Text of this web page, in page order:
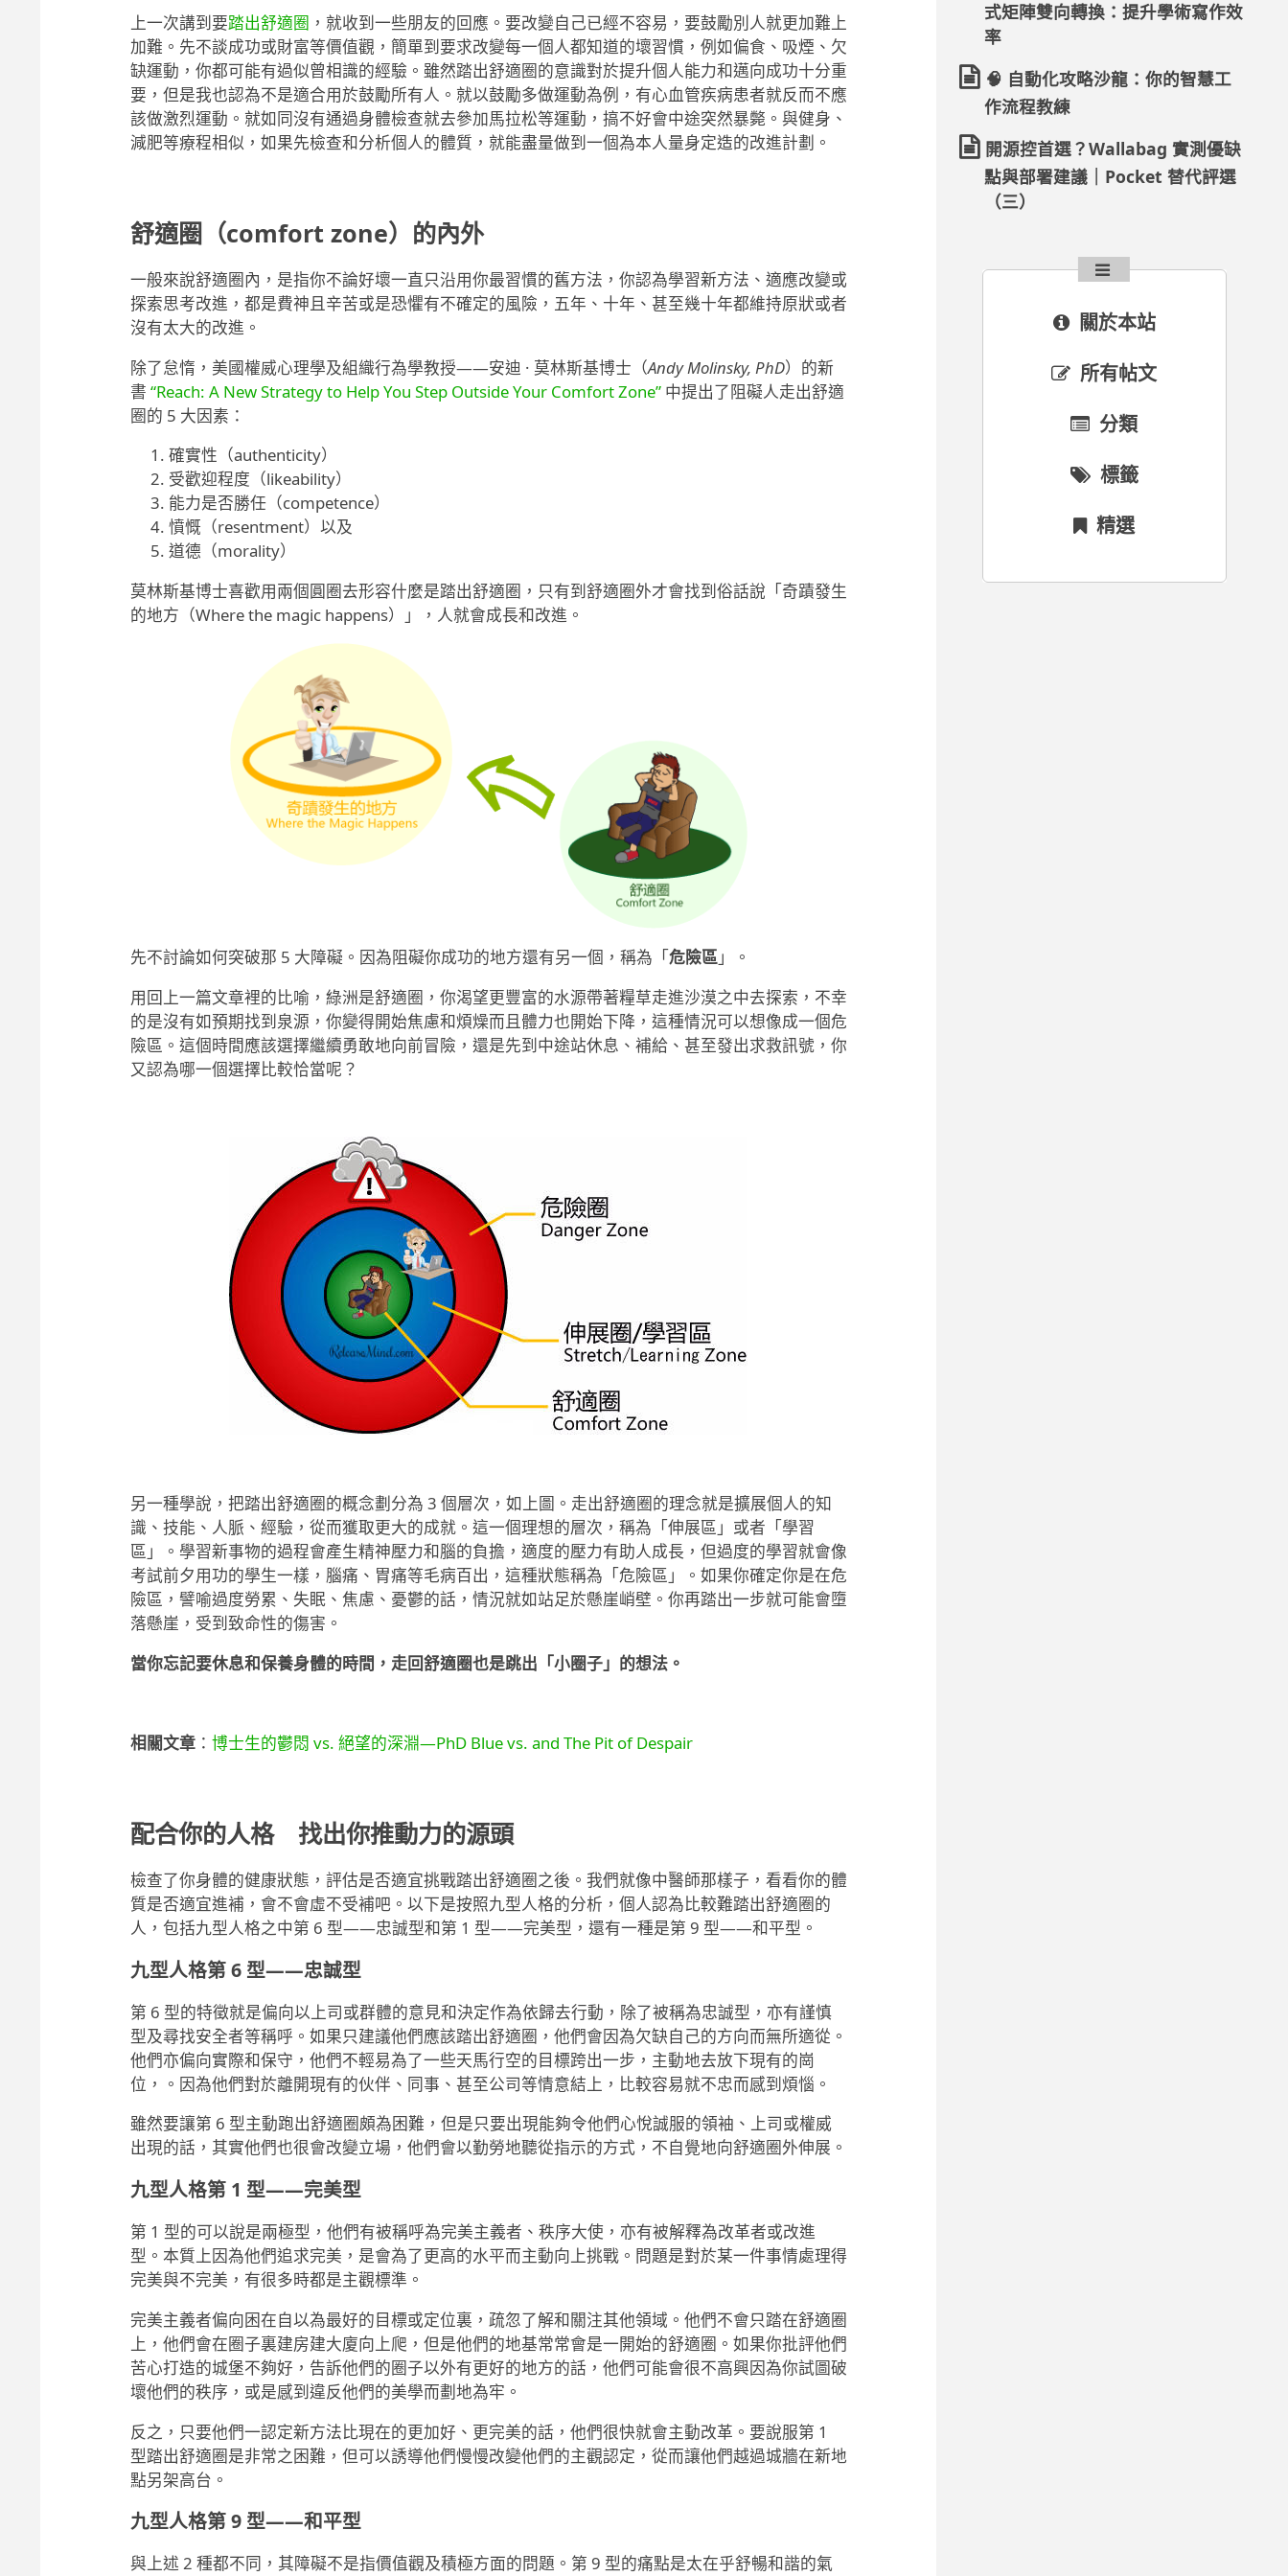
上一次講到要踏出舒適圈 ，就收到一些朋友的回應。要改變自己已經不容易，要鼓勵別人就更加難上
加難。先不談成功或財富等價值觀，簡單到要求改變每一個人都知道的壞習慣，例如偏食、吸煙、欠
缺運動，你都可能有過似曾相識的經驗。雖然踏出舒適圈的意識對於提升個人能力和邁向成功十分重
要，但是我也認為不是適合用於鼓勵所有人。就以鼓勵多做運動為例，有心血管疾病患者就反而不應
該做激烈運動。就如同沒有通過身體檢查就去參加馬拉松等運動，搞不好會中途突然暴斃。與健身、
減肥等療程相似，如果先檢查和分析個人的體質，就能盡量做到一個為本人量身定造的改進計劃。
舒適圈（comfort zone）的內外
一般來說舒適圈內，是指你不論好壞一直只沿用你最習慣的舊方法，你認為學習新方法、適應改變或
探索思考改進，都是費神且辛苦或是恐懼有不確定的風險，五年、十年、甚至幾十年都維持原狀或者
沒有太大的改進。
除了怠惰，美國權威心理學及組織行為學教授——安迪 · 莫林斯基博士（Andy Molinsky, PhD）的新
書 “Reach: A New Strategy to Help You Step Outside Your Comfort Zone”中提出了阻礙人走出舒適
圈的 5 大因素：
確實性（authenticity）
受歡迎程度（likeability）
能力是否勝任（competence）
憤慨（resentment）以及
道德（morality）
莫林斯基博士喜歡用兩個圓圈去形容什麼是踏出舒適圈，只有到舒適圈外才會找到俗話說「奇蹟發生
的地方（Where the magic happens）」，人就會成長和改進。
先不討論如何突破那 5 大障礙。因為阻礙你成功的地方還有另一個，稱為「危險區」。
用回上一篇文章裡的比喻，綠洲是舒適圈，你渴望更豐富的水源帶著糧草走進沙漠之中去探索，不幸
的是沒有如預期找到泉源，你變得開始焦慮和煩燥而且體力也開始下降，這種情況可以想像成一個危
險區。這個時間應該選擇繼續勇敢地向前冒險，還是先到中途站休息、補給、甚至發出求救訊號，你
又認為哪一個選擇比較恰當呢？
另一種學說，把踏出舒適圈的概念劃分為 3 個層次，如上圖。走出舒適圈的理念就是擴展個人的知
識、技能、人脈、經驗，從而獲取更大的成就。這一個理想的層次，稱為「伸展區」或者「學習
區」。學習新事物的過程會產生精神壓力和腦的負擔，適度的壓力有助人成長，但過度的學習就會像
考試前夕用功的學生一樣，腦痛、胃痛等毛病百出，這種狀態稱為「危險區」。如果你確定你是在危
險區，譬喻過度勞累、失眠、焦慮、憂鬱的話，情況就如站足於懸崖峭壁。你再踏出一步就可能會墮
落懸崖，受到致命性的傷害。
當你忘記要休息和保養身體的時間，走回舒適圈也是跳出「小圈子」的想法。
相關文章： 博士生的鬱悶 vs. 絕望的深淵—PhD Blue vs. and The Pit of Despair
配合你的人格 找出你推動力的源頭
檢查了你身體的健康狀態，評估是否適宜挑戰踏出舒適圈之後。我們就像中醫師那樣子，看看你的體
質是否適宜進補，會不會虛不受補吧。以下是按照九型人格的分析，個人認為比較難踏出舒適圈的
人，包括九型人格之中第 6 型——忠誠型和第 1 型——完美型，還有一種是第 9 型——和平型。
九型人格第 6 型——忠誠型
第 6 型的特徵就是偏向以上司或群體的意見和決定作為依歸去行動，除了被稱為忠誠型，亦有謹慎
型及尋找安全者等稱呼。如果只建議他們應該踏出舒適圈，他們會因為欠缺自己的方向而無所適從。
他們亦偏向實際和保守，他們不輕易為了一些天馬行空的目標跨出一步，主動地去放下現有的崗
位，。因為他們對於離開現有的伙伴、同事、甚至公司等情意結上，比較容易就不忠而感到煩惱。
雖然要讓第 6 型主動跑出舒適圈頗為困難，但是只要出現能夠令他們心悅誠服的領袖、上司或權威
出現的話，其實他們也很會改變立場，他們會以勤勞地聽從指示的方式，不自覺地向舒適圈外伸展。
九型人格第 1 型——完美型
第 1 型的可以說是兩極型，他們有被稱呼為完美主義者、秩序大使，亦有被解釋為改革者或改進
型。本質上因為他們追求完美，是會為了更高的水平而主動向上挑戰。問題是對於某一件事情處理得
完美與不完美，有很多時都是主觀標準。
完美主義者偏向困在自以為最好的目標或定位裏，疏忽了解和關注其他領域。他們不會只踏在舒適圈
上，他們會在圈子裏建房建大廈向上爬，但是他們的地基常常會是一開始的舒適圈。如果你批評他們
苦心打造的城堡不夠好，告訴他們的圈子以外有更好的地方的話，他們可能會很不高興因為你試圖破
壞他們的秩序，或是感到違反他們的美學而劃地為牢。
反之，只要他們一認定新方法比現在的更加好、更完美的話，他們很快就會主動改革。要說服第 1
型踏出舒適圈是非常之困難，但可以誘導他們慢慢改變他們的主觀認定，從而讓他們越過城牆在新地
點另架高台。
九型人格第 9 型——和平型
與上述 2 種都不同，其障礙不是指價值觀及積極方面的問題。第 9 型的痛點是太在乎舒暢和諧的氣
式矩陣雙向轉換：提升學術寫作效
率
🧠 自動化攻略沙龍：你的智慧工
作流程教練
開源控首選？Wallabag 實測優缺
點與部署建議｜Pocket 替代評選
（三）
關於本站
所有帖文
分類
標籤
精選